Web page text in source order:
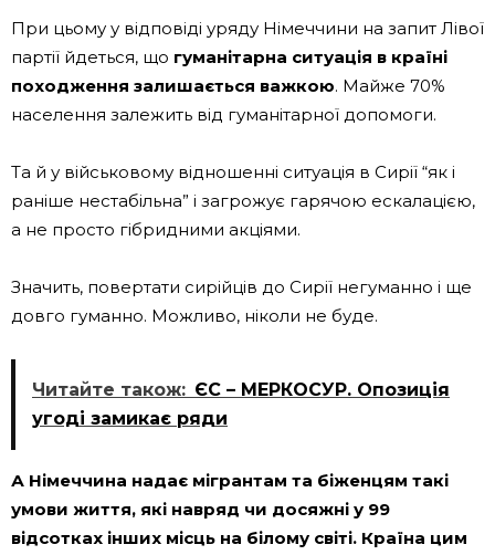
При цьому у відповіді уряду Німеччини на запит Лівої
партії йдеться, що гуманітарна ситуація в країні
походження залишається важкою. Майже 70%
населення залежить від гуманітарної допомоги.
Та й у військовому відношенні ситуація в Сирії “як і
раніше нестабільна” і загрожує гарячою ескалацією,
а не просто гібридними акціями.
Значить, повертати сирійців до Сирії негуманно і ще
довго гуманно. Можливо, ніколи не буде.
Читайте також: ЄС – МЕРКОСУР. Опозиція
угоді замикає ряди
А Німеччина надає мігрантам та біженцям такі
умови життя, які навряд чи досяжні у 99
відсотках інших місць на білому світі. Країна цим